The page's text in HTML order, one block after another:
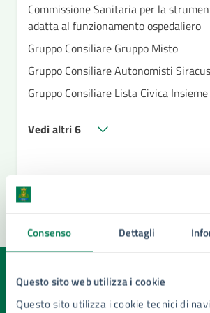
Consenso Dettagli
Questo sito web utilizza i cookie
Questo sito utilizza i cookie tecnici di
Commissione Sanitaria per la
adatta al funzionamento ospedaliero
Gruppo Consiliare Gruppo Misto
Gruppo Consiliare Autonomisti
Gruppo Consiliare Lista Civica Insieme
Vedi altri 6
Quanto sono chiare le
pagina?